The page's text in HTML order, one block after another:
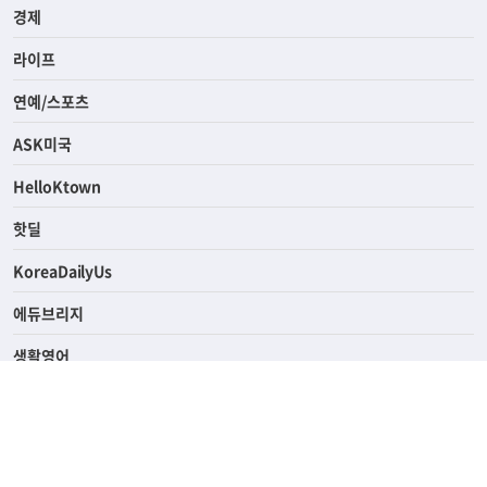
사회
경제
라이프
연예/스포츠
ASK미국
HelloKtown
핫딜
KoreaDailyUs
에듀브리지